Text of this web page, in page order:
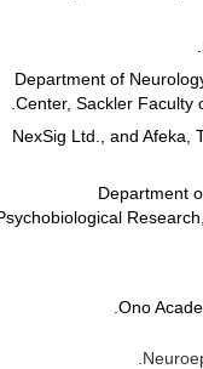
3. Department of
Center, Sackler Faculty
4. NexSig Ltd., and
5.
Ono